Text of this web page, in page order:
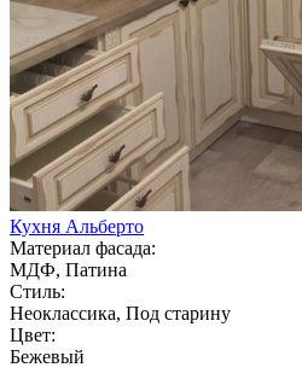
Кухня Альберто
Материал фасада:
МДФ, Патина
Стиль:
Неоклассика, Под старину
Цвет:
Бежевый